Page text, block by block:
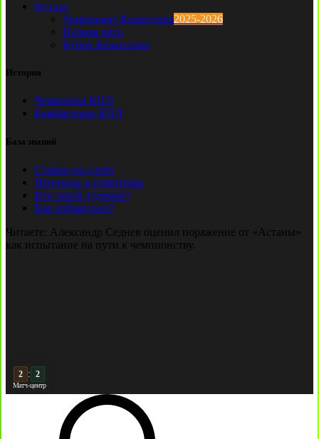
Футзал
Чемпионат Казахстана2025-2026
Первая лига
Кубок Казахстана
История
Чемпионы КПЛ
Бомбардиры КПЛ
База знаний
Ставки на спорт
Причины и симптомы
Кто такой лудоман?
Как избавиться?
Читаете: Александр Седнев оценил поражение от «Астаны»
как испытание на пути к чемпионству.
3 :
Матч-центр